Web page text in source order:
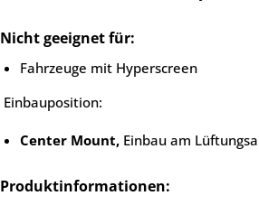
Nicht geeignet für:
Fahrzeuge mit Hyperscreen
Einbauposition:
Center Mount, Einbau am
Produktinformationen: